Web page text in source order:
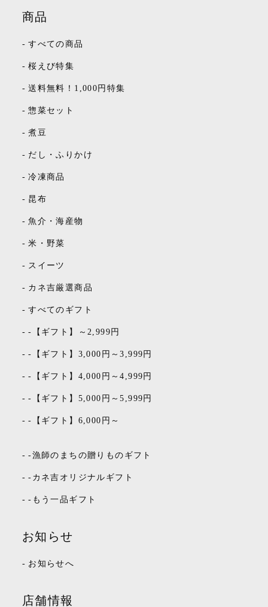
商品
- すべての商品
- 桜えび特集
- 送料無料！1,000円特集
- 惣菜セット
- 煮豆
- だし・ふりかけ
- 冷凍商品
- 昆布
- 魚介・海産物
- 米・野菜
- スイーツ
- カネ吉厳選商品
- すべてのギフト
- -【ギフト】～2,999円
- -【ギフト】3,000円～3,999円
- -【ギフト】4,000円～4,999円
- -【ギフト】5,000円～5,999円
- -【ギフト】6,000円～
- -漁師のまちの贈りものギフト
- -カネ吉オリジナルギフト
- -もう一品ギフト
お知らせ
- お知らせへ
店舗情報